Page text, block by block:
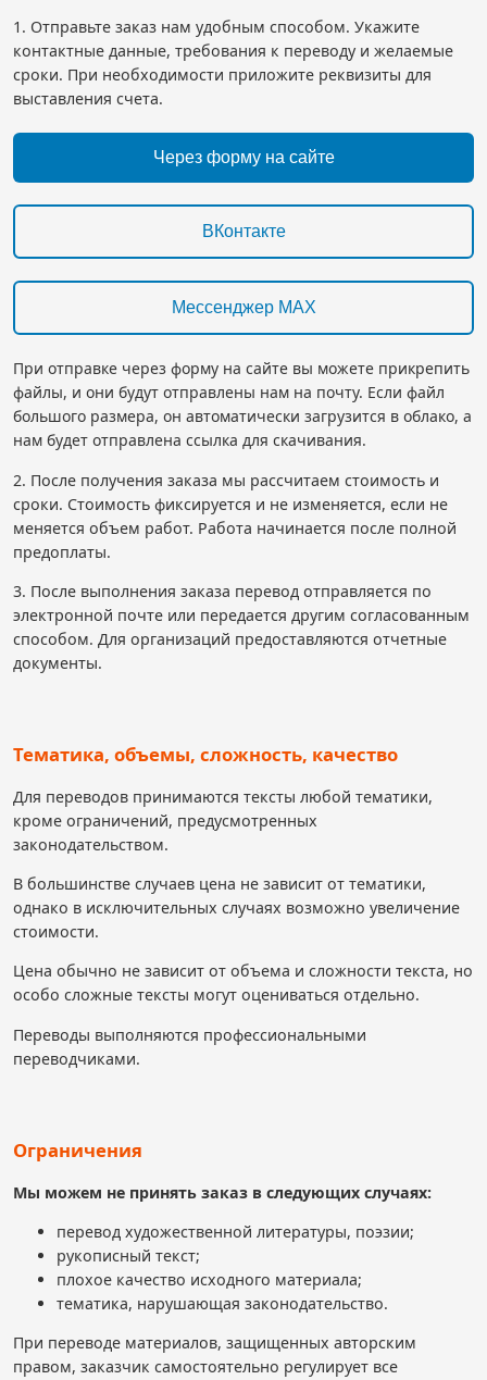
1. Отправьте заказ нам удобным способом. Укажите
контактные данные, требования к переводу и желаемые
сроки. При необходимости приложите реквизиты для
выставления счета.
Через форму на сайте
ВКонтакте
Мессенджер MAX
При отправке через форму на сайте вы можете прикрепить
файлы, и они будут отправлены нам на почту. Если файл
большого размера, он автоматически загрузится в облако, а
нам будет отправлена ссылка для скачивания.
2. После получения заказа мы рассчитаем стоимость и
сроки. Стоимость фиксируется и не изменяется, если не
меняется объем работ. Работа начинается после полной
предоплаты.
3. После выполнения заказа перевод отправляется по
электронной почте или передается другим согласованным
способом. Для организаций предоставляются отчетные
документы.
Тематика, объемы, сложность, качество
Для переводов принимаются тексты любой тематики,
кроме ограничений, предусмотренных
законодательством.
В большинстве случаев цена не зависит от тематики,
однако в исключительных случаях возможно увеличение
стоимости.
Цена обычно не зависит от объема и сложности текста, но
особо сложные тексты могут оцениваться отдельно.
Переводы выполняются профессиональными
переводчиками.
Ограничения
Мы можем не принять заказ в следующих случаях:
перевод художественной литературы, поэзии;
рукописный текст;
плохое качество исходного материала;
тематика, нарушающая законодательство.
При переводе материалов, защищенных авторским
правом, заказчик самостоятельно регулирует все